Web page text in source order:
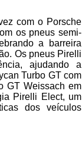
com o Porsche
os pneus semi-
a barreira
Os pneus Pirelli
ajudando a
Turbo GT com
GT Weissach em
Pirelli Elect, um
dos veículos